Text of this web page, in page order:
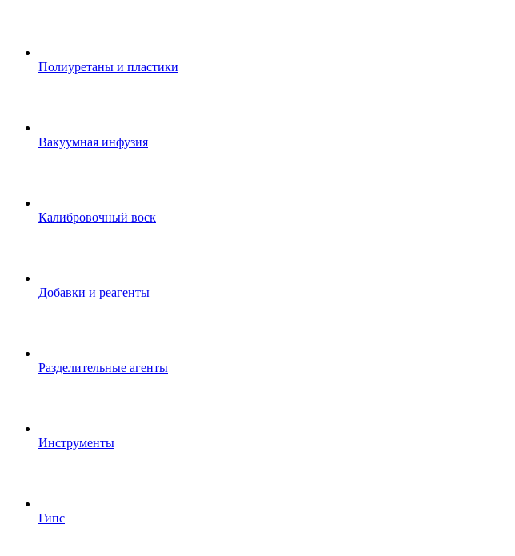
Полиуретаны и пластики
Вакуумная инфузия
Калибровочный воск
Добавки и реагенты
Разделительные агенты
Инструменты
Гипс